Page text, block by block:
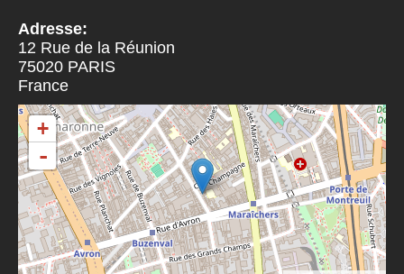
Adresse:
12 Rue de la Réunion
75020 PARIS
France
+
-